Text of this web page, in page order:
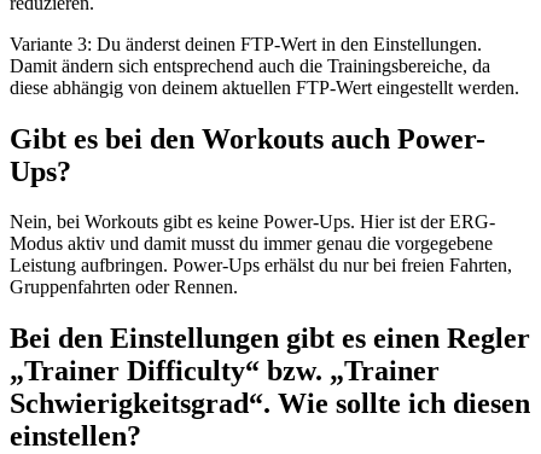
Variante 3: Du änderst deinen FTP-Wert in den Einstellungen.
Damit ändern sich entsprechend auch die Trainingsbereiche, da
diese abhängig von deinem aktuellen FTP-Wert eingestellt werden.
Gibt es bei den Workouts auch Power-
Ups?
Nein, bei Workouts gibt es keine Power-Ups. Hier ist der ERG-
Modus aktiv und damit musst du immer genau die vorgegebene
Leistung aufbringen. Power-Ups erhälst du nur bei freien Fahrten,
Gruppenfahrten oder Rennen.
Bei den Einstellungen gibt es einen Regler
„Trainer Difficulty“ bzw. „Trainer
Schwierigkeitsgrad“. Wie sollte ich diesen
einstellen?